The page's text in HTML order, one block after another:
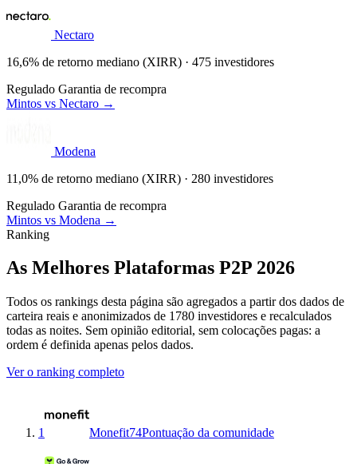
Nectaro
16,6% de retorno mediano (XIRR) · 475 investidores
Regulado Garantia de recompra
Mintos vs Nectaro →
Modena
11,0% de retorno mediano (XIRR) · 280 investidores
Regulado Garantia de recompra
Mintos vs Modena →
Ranking
As Melhores Plataformas P2P 2026
Todos os rankings desta página são agregados a partir dos dados de
carteira reais e anonimizados de 1780 investidores e recalculados
todas as noites. Sem opinião editorial, sem colocações pagas: a
ordem é definida apenas pelos dados.
Ver o ranking completo
1 Monefit74Pontuação da comunidade